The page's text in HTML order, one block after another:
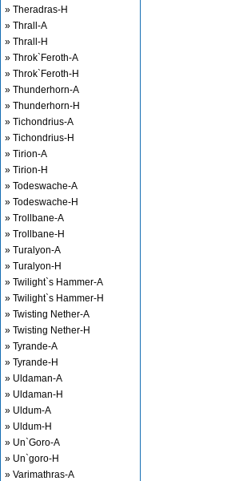
» Theradras-H
» Thrall-A
» Thrall-H
» Throk`Feroth-A
» Throk`Feroth-H
» Thunderhorn-A
» Thunderhorn-H
» Tichondrius-A
» Tichondrius-H
» Tirion-A
» Tirion-H
» Todeswache-A
» Todeswache-H
» Trollbane-A
» Trollbane-H
» Turalyon-A
» Turalyon-H
» Twilight`s Hammer-A
» Twilight`s Hammer-H
» Twisting Nether-A
» Twisting Nether-H
» Tyrande-A
» Tyrande-H
» Uldaman-A
» Uldaman-H
» Uldum-A
» Uldum-H
» Un`Goro-A
» Un`goro-H
» Varimathras-A